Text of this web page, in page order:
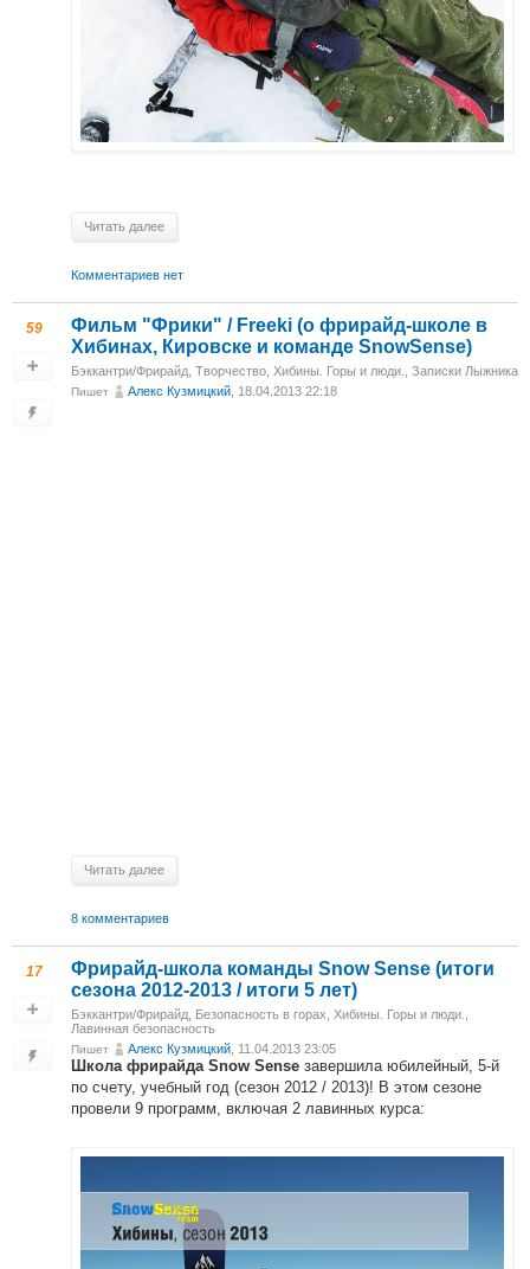
Читать далее
Комментариев нет
59
Фильм "Фрики" / Freeki (о фрирайд-школе в
Хибинах, Кировске и команде SnowSense)
Бэккантри/Фрирайд Творчество Хибины. Горы и люди. Записки Лыжника
Пишет Алекс Кузмицкий , 18.04.2013 22:18
Читать далее
8 комментариев
17
Фрирайд-школа команды Snow Sense (итоги
сезона 2012-2013 / итоги 5 лет)
Бэккантри/Фрирайд Безопасность в горах Хибины. Горы и люди.
Лавинная безопасность
Пишет Алекс Кузмицкий , 11.04.2013 23:05
Школа фрирайда Snow Sense завершила юбилейный, 5-й
по счету, учебный год (сезон 2012 / 2013)! В этом сезоне
провели 9 программ, включая 2 лавинных курса: